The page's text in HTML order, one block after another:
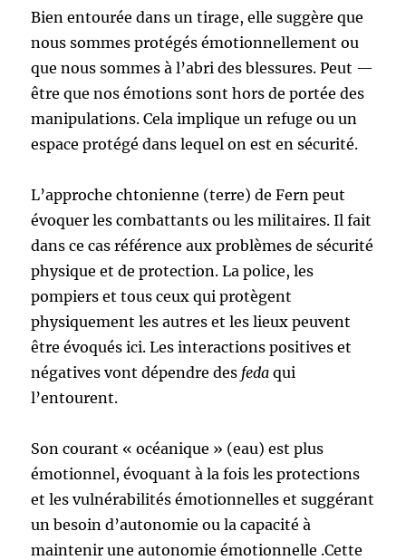
Bien entourée dans un tirage, elle suggère que
nous sommes protégés émotionnellement ou
que nous sommes à l’abri des blessures. Peut —
être que nos émotions sont hors de portée des
manipulations. Cela implique un refuge ou un
espace protégé dans lequel on est en sécurité.
L’approche chtonienne (terre) de Fern peut
évoquer les combattants ou les militaires. Il fait
dans ce cas référence aux problèmes de sécurité
physique et de protection. La police, les
pompiers et tous ceux qui protègent
physiquement les autres et les lieux peuvent
être évoqués ici. Les interactions positives et
négatives vont dépendre des feda qui
l’entourent.
Son courant « océanique » (eau) est plus
émotionnel, évoquant à la fois les protections
et les vulnérabilités émotionnelles et suggérant
un besoin d’autonomie ou la capacité à
maintenir une autonomie émotionnelle .Cette